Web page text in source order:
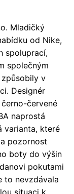
Mladičký
od Nike,
spoluprací,
společným
v
Designér
červené
naprostá
varianta, které
pozornost
boty do výšin
pokutami
to nevzdávala